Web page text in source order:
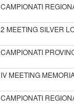
CAMPIONATI
2 MEETING SILVER
CAMPIONATI
IV MEETING
CAMPIONATI